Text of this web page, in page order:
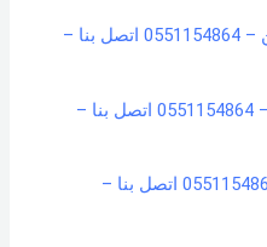
شركة تنظيف خزانات بحفر الباطن – 0551154864 اتصل بنا –
شركة تنظيف فرش بحفر الباطن – 0551154864 اتصل بنا –
شركة جلي بلاط بحفر الباطن – 0551154864 اتصل بنا –